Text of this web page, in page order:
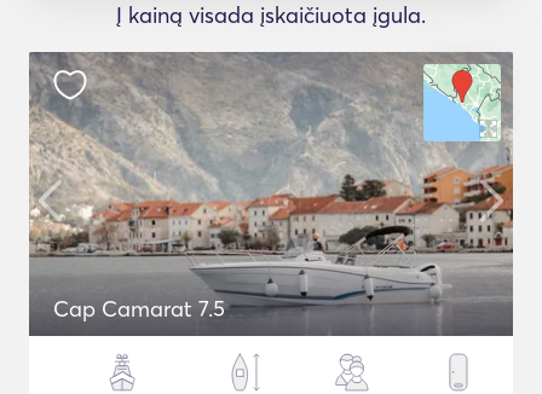
Į kainą visada įskaičiuota įgula.
Cap Camarat 7.5